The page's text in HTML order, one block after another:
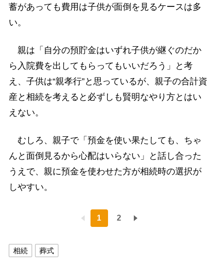
蓄があっても費用は子供が面倒を見るケースは多
い。
親は「自分の預貯金はいずれ子供が継ぐのだか
ら入院費を出してもらってもいいだろう」と考
え、子供は“親孝行”と思っているが、親子の合計資
産と相続を考えると必ずしも賢明なやり方とはい
えない。
むしろ、親子で「預金を使い果たしても、ちゃ
んと面倒見るから心配はいらない」と話し合った
うえで、親に預金を使わせた方が相続時の選択が
しやすい。
1 2
相続 葬式